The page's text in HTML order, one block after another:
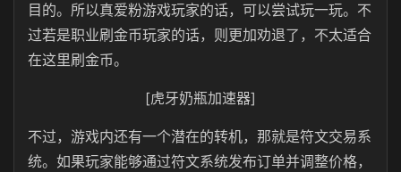
目的。所以真爱粉游戏玩家的话，可以尝试玩一玩。不
过若是职业刷金币玩家的话，则更加劝退了，不太适合
在这里刷金币。
[虎牙奶瓶加速器]
不过，游戏内还有一个潜在的转机，那就是符文交易系
统。如果玩家能够通过符文系统发布订单并调整价格，